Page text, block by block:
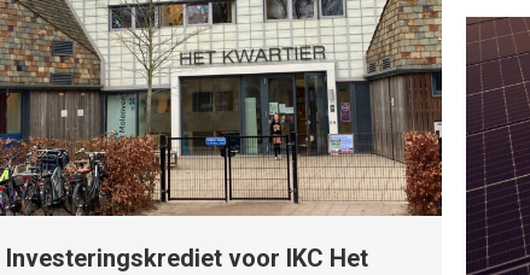
Investeringskrediet voor IKC Het